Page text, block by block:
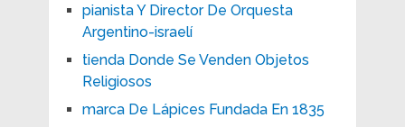
pianista Y Director De Orquesta
Argentino-israelí
tienda Donde Se Venden Objetos
Religiosos
marca De Lápices Fundada En 1835